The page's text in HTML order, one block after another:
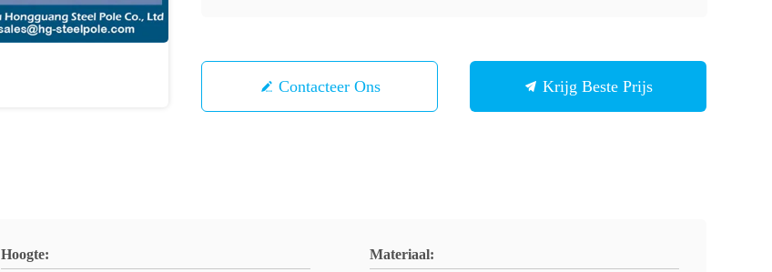
Contacteer Ons Krijg Beste Prijs
Hoogte: Materiaal: